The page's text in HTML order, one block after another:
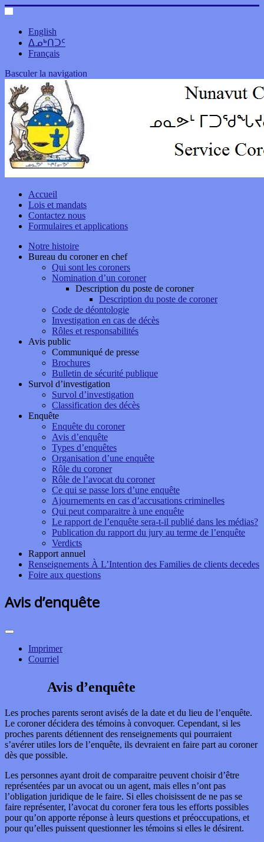
English
ᐃᓄᒃᑎᑐᑦ
Français
Basculer la navigation
Accueil
Lois et mandats
Contactez nous
Formulaires et applications
Notre histoire
Bureau du coroner en chef
Qui sont les coroners
Nomination d’un coroner
Description du poste de coroner
Description du poste de coroner
Code de déontologie
Investigation en cas de décès
Rôles et responsabilités
Avis public
Communiqué de presse
Brochures
Bulletin de sécurité publique
Survol d’investigation
Survol d’investigation
Classification des décès
Enquête
Enquête du coroner
Avis d’enquête
Types d’enquêtes
Organisation d’une enquête
Rôle du coroner
Rôle de l’avocat du coroner
Ce qui se passe lors d’une enquête
Ajournements en cas d’accusations criminelles
Qui peut comparaitre à une enquête
Le rapport de l’enquête sera-t-il publié dans les médias?
Publication du rapport du jury au terme de l’enquête
Verdicts
Rapport annuel
Renseignements À L’Intention des Families de clients decedes
Foire aux questions
Avis d’enquête
Imprimer
Courriel
Avis d’enquête
Les proches parents seront avisés de la date et du lieu de l’enquête.
Le coroner décidera des témoins à convoquer. Cependant, si les
proches parents détiennent des renseignements qui pourraient
s’avérer utiles lors de l’enquête, ils devraient en faire part au coroner
dès que possible.
Les personnes ayant droit de comparaitre peuvent choisir d’être
représentées par un avocat ou un agent, mais elles n’ont pas
l’obligation juridique de le faire. Si elles choisissent de ne pas se
faire représenter, l’avocat du coroner fera tous les efforts possibles
pour qu’on apporte réponse à leurs questions et préoccupations, et
pour qu’elles puissent questionner les témoins si elles le désirent.